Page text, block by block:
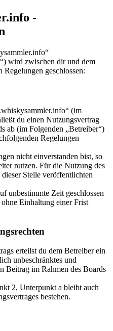
-
wird zwischen dir und dem
geschlossen:
(im
du einen Nutzungsvertrag
ab (im Folgenden „Betreiber“)
Regelungen
nicht einverstanden bist, so
nutzen. Für die Nutzung des
Stelle veröffentlichten
unbestimmte Zeit geschlossen
Einhaltung einer Frist
erteilst du dem Betreiber ein
unbeschränktes und
Beitrag im Rahmen des Boards
2, Unterpunkt a bleibt auch
bestehen.